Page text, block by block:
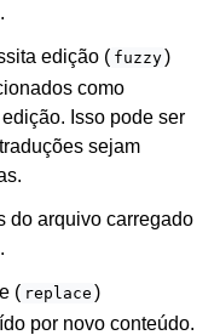
edição ( fuzzy)
como
Isso pode ser
sejam
do arquivo carregado
( replace )
por novo conteúdo.